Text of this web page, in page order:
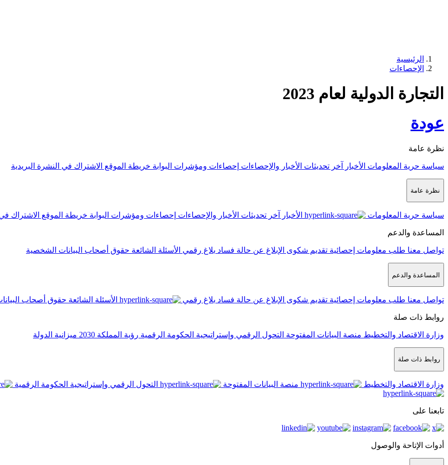
الرئيسية
الإحصاءات
التجارة الدولية لعام 2023
عودة
نظرة عامة
سياسة حرية المعلومات الأخبار آخر تحديثات الأخبار والإحصاءات إحصاءات ومؤشرات البوابة خريطة الموقع الاشتراك في النشرة البريدية
نظرة عامة
سياسة حرية المعلومات الأخبار آخر تحديثات الأخبار والإحصاءات إحصاءات ومؤشرات البوابة خريطة الموقع الاشتراك
المساعدة والدعم
تواصل معنا طلب معلومات إحصائية تقديم شكوى الإبلاغ عن حالة فساد بلاغ رقمي الأسئلة الشائعة حقوق أصحاب البيانات الشخصية
المساعدة والدعم
تواصل معنا طلب معلومات إحصائية تقديم شكوى الإبلاغ عن حالة فساد بلاغ رقمي الأسئلة الشائعة حقوق أصحاب
روابط ذات صلة
وزارة الاقتصاد والتخطيط منصة البيانات المفتوحة التحول الرقمي وإستراتيجية الحكومة الرقمية رؤية المملكة 2030 ميزانية الدولة
روابط ذات صلة
وزارة الاقتصاد والتخطيط منصة البيانات المفتوحة التحول الرقمي وإستراتيجية الحكومة الرقمية
تابعنا على
أدوات الإتاحة والوصول